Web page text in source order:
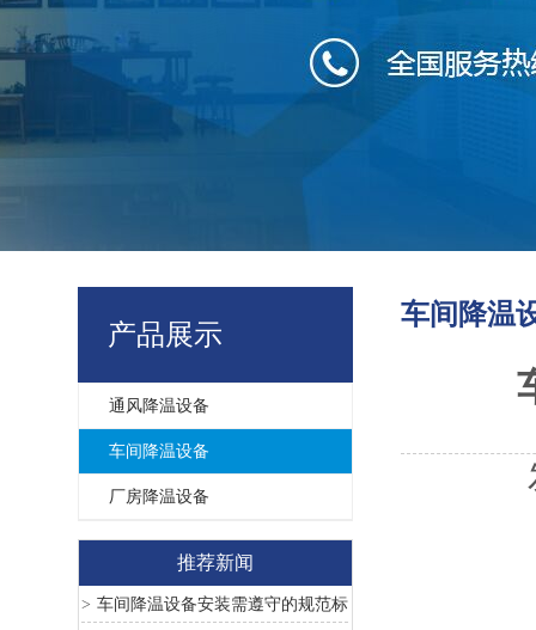
产品展示
通风降温设备
车间降温设备
厂房降温设备
推荐新闻
> 车间降温设备安装需遵守的规范标
车间降温